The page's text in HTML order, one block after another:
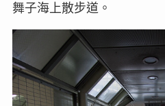
舞子海上散步道。